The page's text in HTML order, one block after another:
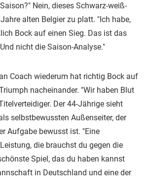
Nein, dieses Schwarz-weiß-
alten Belgier zu platt. "Ich habe,
Bock auf einen Sieg. Das ist das
nicht die Saison-Analyse."
Coach wiederum hat richtig Bock auf
nacheinander. "Wir haben Blut
Der 44-Jährige sieht
selbstbewussten Außenseiter, der
Aufgabe bewusst ist. "Eine
die brauchst du gegen die
Spiel, das du haben kannst
in Deutschland und eine der